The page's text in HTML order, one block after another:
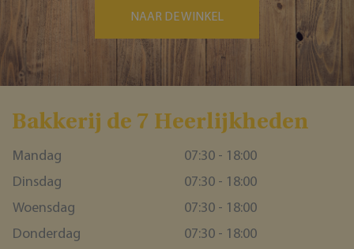
NAAR DE WINKEL
Bakkerĳ de 7 Heerlĳkheden
Mandag
07:30 - 18:00
Dinsdag
07:30 - 18:00
Woensdag
07:30 - 18:00
Donderdag
07:30 - 18:00